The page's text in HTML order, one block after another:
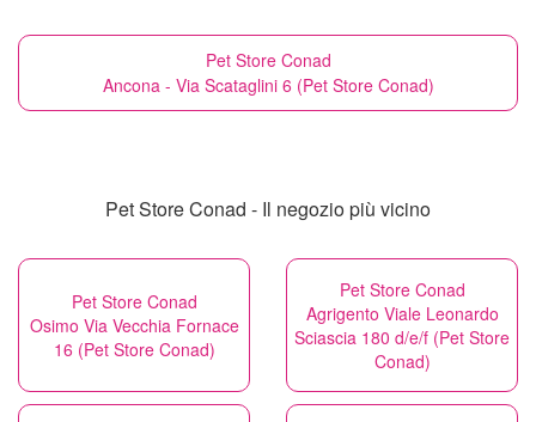
Pet Store Conad
Ancona - Via Scataglini 6 (Pet Store Conad)
Pet Store Conad - Il negozio più vicino
Pet Store Conad
Osimo Via Vecchia Fornace
16 (Pet Store Conad)
Pet Store Conad
Agrigento Viale Leonardo
Sciascia 180 d/e/f (Pet Store
Conad)